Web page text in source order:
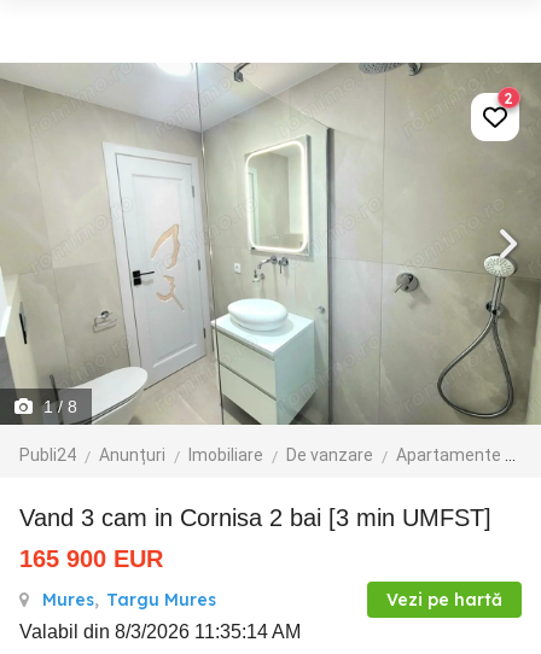
1/ 8
Publi24 Anunțuri Imobiliare De vanzare Apartamente de vanzare
2
Vand 3 cam in Cornisa 2 bai [3 min UMFST]
165 900 EUR
Mures, Targu Mures Vezi pe hartă
Valabil din 8/3/2026 11:35:14 AM